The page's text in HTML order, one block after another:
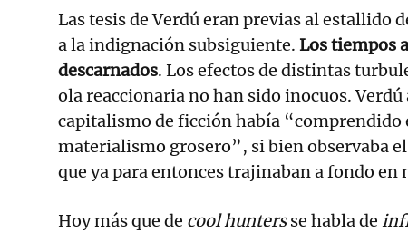
Las tesis de Verdú eran previas al estallido
a la indignación subsiguiente. Los tiempos
descarnados. Los efectos de distintas
ola reaccionaria no han sido inocuos. Verdú
capitalismo de ficción había “comprendido
materialismo grosero”, si bien observaba
que ya para entonces trajinaban a fondo en
Hoy más que de cool huntersse habla de